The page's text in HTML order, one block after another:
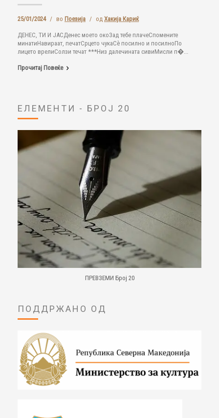
25/01/2024 / во Поезија / од Хакија Кариќ
ДЕНЕС, ТИ И ЈАСДенес моето окоЗад тебе плачеСпомените
минатиНавираат, печатСрцето чукаСѐ посилно и посилноПо
лицето врелиСолзи течат ***Низ далечината сивиМисли п�...
Прочитај Повеќе
ЕЛЕМЕНТИ - БРОЈ 20
ПРЕВЗЕМИ Број 20
ПОДДРЖАНО ОД